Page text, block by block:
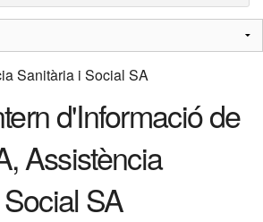
d'Informació de
Assistència
SA